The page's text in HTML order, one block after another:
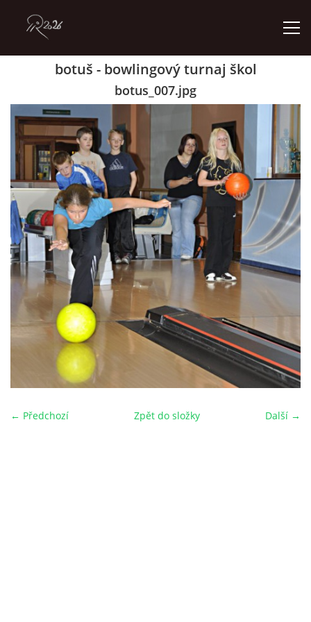
GALERIE
KONTAKT
© 2026 eStránky.cz
botuš - bowlingový turnaj škol
botus_007.jpg
← Předchozí Další →
Zpět do složky